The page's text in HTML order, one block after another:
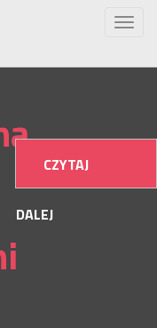
CZYTAJ
DALEJ